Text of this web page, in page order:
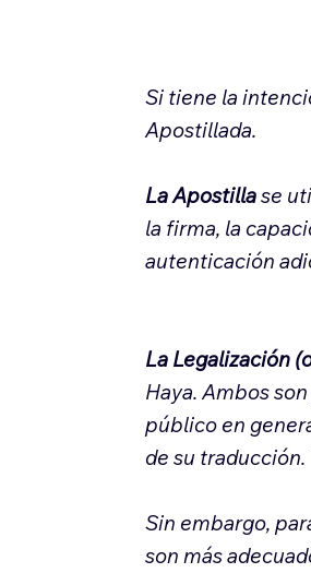
Si tiene la
Apostillada.
La Apostillase
la firma, la
autenticación
La Legalización
Haya.Ambos
público en
de su
Sin embargo,
son más